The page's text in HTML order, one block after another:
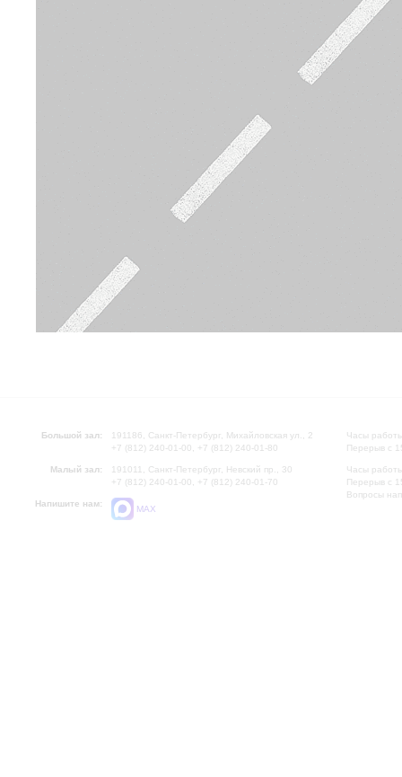
Большой зал:
191186, Санкт-Петербург, Михайловская ул., 2
+7 (812) 240-01-00, +7 (812) 240-01-80
Малый зал:
191011, Санкт-Петербург, Невский пр., 30
+7 (812) 240-01-00, +7 (812) 240-01-70
Напишите нам:
MAX
Часы
Перерыв с
Часы
Перерыв с
Вопросы